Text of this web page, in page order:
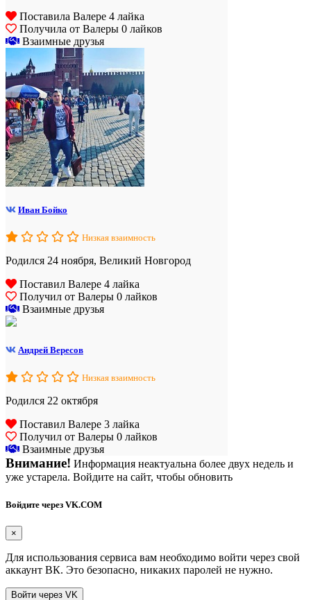
Поставила Валере 4 лайка
Получила от Валеры 0 лайков
Взаимные друзья
Иван Бойко
Низкая взаимность
Родился 24 ноября, Великий Новгород
Поставил Валере 4 лайка
Получил от Валеры 0 лайков
Взаимные друзья
Андрей Вересов
Низкая взаимность
Родился 22 октября
Поставил Валере 3 лайка
Получил от Валеры 0 лайков
Взаимные друзья
Внимание! Информация неактуальна более двух недель и
уже устарела. Войдите на сайт, чтобы обновить
Войдите через VK.COM
×
Для использования сервиса вам необходимо войти через свой
аккаунт ВК. Это безопасно, никаких паролей не нужно.